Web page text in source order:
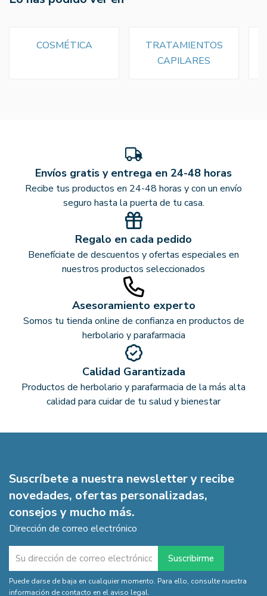
COSMÉTICA
TRATAMIENTOS
CAPILARES
Envíos gratis y entrega en 24-48 horas
Recibe tus productos en 24-48 horas y con un envío
seguro hasta la puerta de tu casa.
Regalo en cada pedido
Benefíciate de descuentos y ofertas especiales en
nuestros productos seleccionados
Asesoramiento experto
Somos tu tienda online de confianza en productos de
herbolario y parafarmacia
Calidad Garantizada
Productos de herbolario y parafarmacia de la más alta
calidad para cuidar de tu salud y bienestar
Suscríbete a nuestra newsletter y recibe
novedades, ofertas personalizadas,
consejos y mucho más.
Dirección de correo electrónico
Puede darse de baja en cualquier momento. Para ello, consulte nuestra
información de contacto en el aviso legal.